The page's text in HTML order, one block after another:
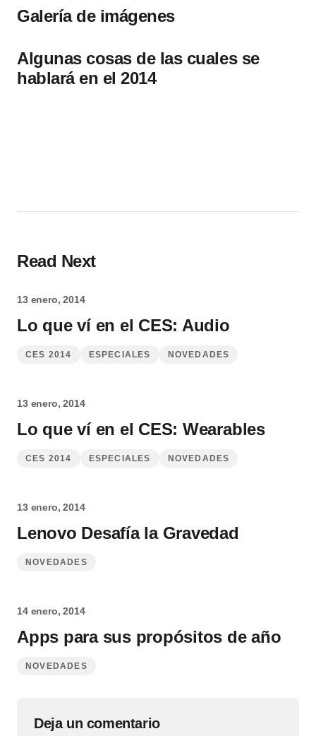
Galería de imágenes
Algunas cosas de las cuales se
hablará en el 2014
Read Next
13 enero, 2014
Lo que ví en el CES: Audio
CES 2014 ESPECIALES NOVEDADES
13 enero, 2014
Lo que ví en el CES: Wearables
CES 2014 ESPECIALES NOVEDADES
13 enero, 2014
Lenovo Desafía la Gravedad
NOVEDADES
14 enero, 2014
Apps para sus propósitos de año
NOVEDADES
Deja un comentario